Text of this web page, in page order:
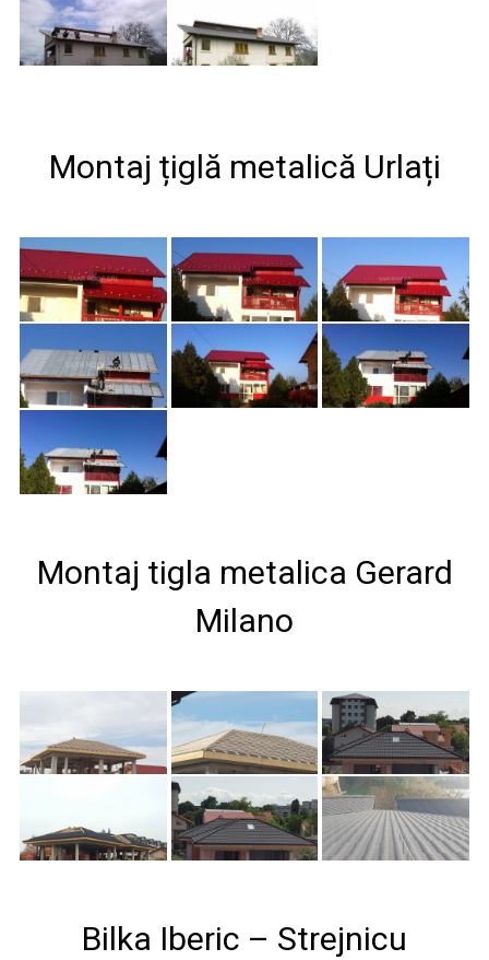
Montaj țiglă metalică Urlați
Montaj tigla metalica Gerard
Milano
Bilka Iberic – Strejnicu